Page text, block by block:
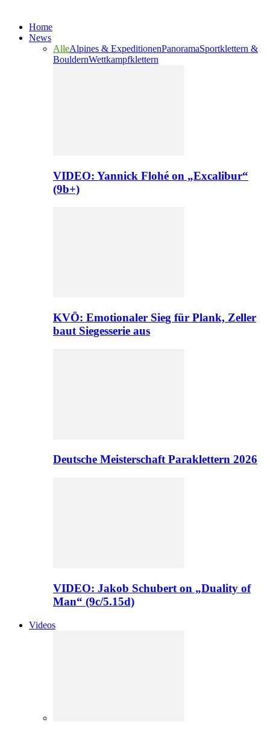
Home
News
AlleAlpines & ExpeditionenPanoramaSportklettern &
BouldernWettkampfklettern
VIDEO: Yannick Flohé on „Excalibur“
(9b+)
KVÖ: Emotionaler Sieg für Plank, Zeller
baut Siegesserie aus
Deutsche Meisterschaft Paraklettern 2026
VIDEO: Jakob Schubert on „Duality of
Man“ (9c/5.15d)
Videos